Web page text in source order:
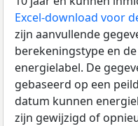
Excel-download voor
zijn aanvullende
berekeningstype en
energielabel. De
gebaseerd op een
datum kunnen
zijn gewijzigd of